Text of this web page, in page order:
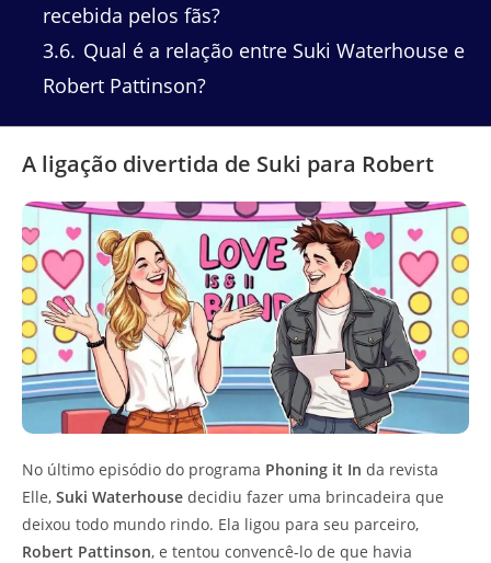
recebida pelos fãs?
3.6 Qual é a relação entre Suki Waterhouse e
Robert Pattinson?
A ligação divertida de Suki para Robert
No último episódio do programa Phoning it In da revista
Elle, Suki Waterhouse decidiu fazer uma brincadeira que
deixou todo mundo rindo. Ela ligou para seu parceiro,
Robert Pattinson, e tentou convencê-lo de que havia